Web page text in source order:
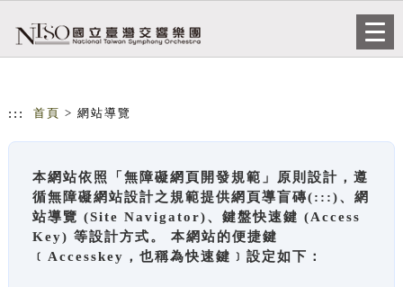
::: 首頁 > 網站導覽
本網站依照「無障礙網頁開發規範」原則設計，遵
循無障礙網站設計之規範提供網頁導盲磚(:::)、網
站導覽 (Site Navigator)、鍵盤快速鍵 (Access
Key) 等設計方式。 本網站的便捷鍵
﹝Accesskey，也稱為快速鍵﹞設定如下：